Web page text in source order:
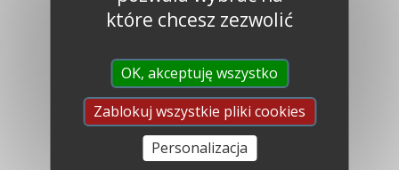
Libéron
Kim jesteśmy ?
które chcesz zezwolić
OK, akceptuję wszystko
Zablokuj wszystkie pliki cookies
Personalizacja